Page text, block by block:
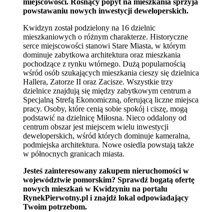
miejscowości. Rosnący popyt na mieszkania sprzyja
powstawaniu nowych inwestycji deweloperskich.
Kwidzyn został podzielony na 16 dzielnic
mieszkaniowych o różnym charakterze. Historyczne
serce miejscowości stanowi Stare Miasta, w którym
dominuje zabytkowa architektura oraz mieszkania
pochodzące z rynku wtórnego. Dużą popularnością
wśród osób szukających mieszkania cieszy się dzielnica
Hallera, Zatorze II oraz Zacisze. Wszystkie trzy
dzielnice znajdują się między zabytkowym centrum a
Specjalną Strefą Ekonomiczną, oferującą liczne miejsca
pracy. Osoby, które cenią sobie spokój i ciszę, mogą
podstawić na dzielnicę Miłosna. Nieco oddalony od
centrum obszar jest miejscem wielu inwestycji
deweloperskich, wśród których dominuje kameralna,
podmiejska architektura. Nowe osiedla powstają także
w północnych granicach miasta.
Jesteś zainteresowany zakupem nieruchomości w
województwie pomorskim? Sprawdź bogatą ofertę
nowych mieszkań w Kwidzyniu na portalu
RynekPierwotny.pl i znajdź lokal odpowiadający
Twoim potrzebom.